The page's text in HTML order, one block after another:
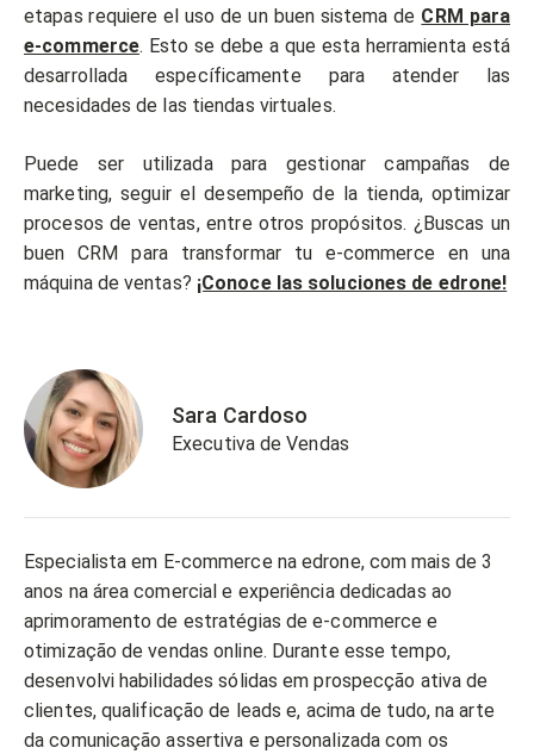
etapas requiere el uso de un buen sistema de CRM para
e-commerce. Esto se debe a que esta herramienta está
desarrollada específicamente para atender las
necesidades de las tiendas virtuales.
Puede ser utilizada para gestionar campañas de
marketing, seguir el desempeño de la tienda, optimizar
procesos de ventas, entre otros propósitos. ¿Buscas un
buen CRM para transformar tu e-commerce en una
máquina de ventas? ¡Conoce las soluciones de edrone!
Sara Cardoso
Executiva de Vendas
Especialista em E-commerce na edrone, com mais de 3
anos na área comercial e experiência dedicadas ao
aprimoramento de estratégias de e-commerce e
otimização de vendas online. Durante esse tempo,
desenvolvi habilidades sólidas em prospecção ativa de
clientes, qualificação de leads e, acima de tudo, na arte
da comunicação assertiva e personalizada com os